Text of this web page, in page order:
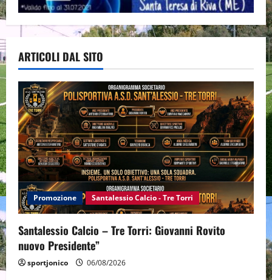
ARTICOLI DAL SITO
Promozione Santalessio Calcio - Tre Torri
Santalessio Calcio – Tre Torri: Giovanni Rovito
nuovo Presidente”
sportjonico 06/08/2026